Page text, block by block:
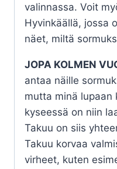
valinnassa. Voit
Hyvinkäällä, jossa
näet, miltä
JOPA KOLMEN
antaa näille
mutta minä lupaan
kyseessä on niin
Takuu on siis
Takuu korvaa
virheet, kuten